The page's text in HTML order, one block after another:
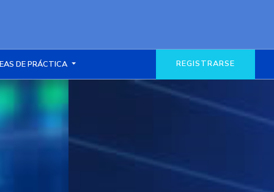
DE PRÁCTICA REGISTRARSE